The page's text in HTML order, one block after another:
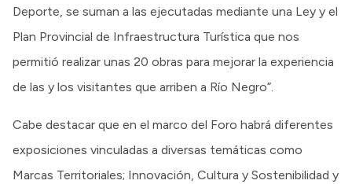
Deporte, se suman a las ejecutadas mediante una Ley y el
Plan Provincial de Infraestructura Turística que nos
permitió realizar unas 20 obras para mejorar la experiencia
de las y los visitantes que arriben a Río Negro”.
Cabe destacar que en el marco del Foro habrá diferentes
exposiciones vinculadas a diversas temáticas como
Marcas Territoriales; Innovación, Cultura y Sostenibilidad y